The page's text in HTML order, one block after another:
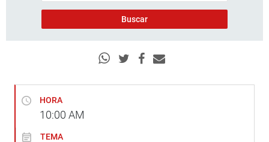
HORA
10:00 AM
TEMA